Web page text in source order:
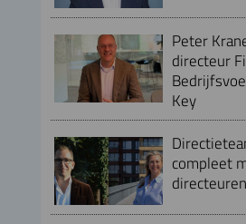
Peter
directeur
Key
compleet
directeuren